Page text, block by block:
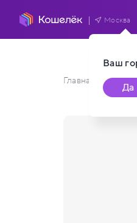
Ваш
Да
Москва
Главная /